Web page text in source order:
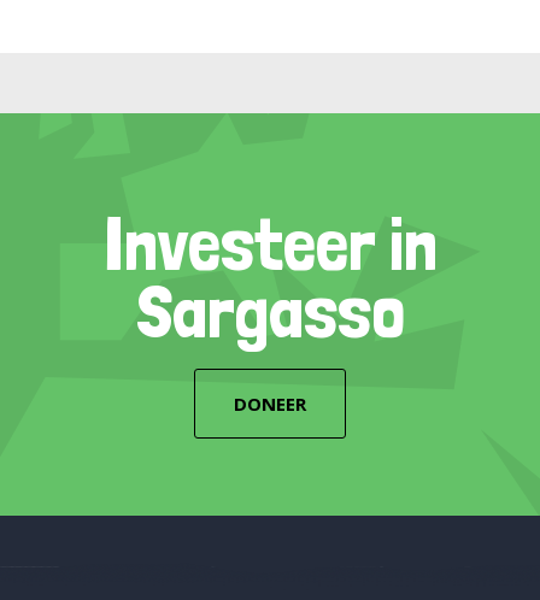
Investeer in
Sargasso
DONEER